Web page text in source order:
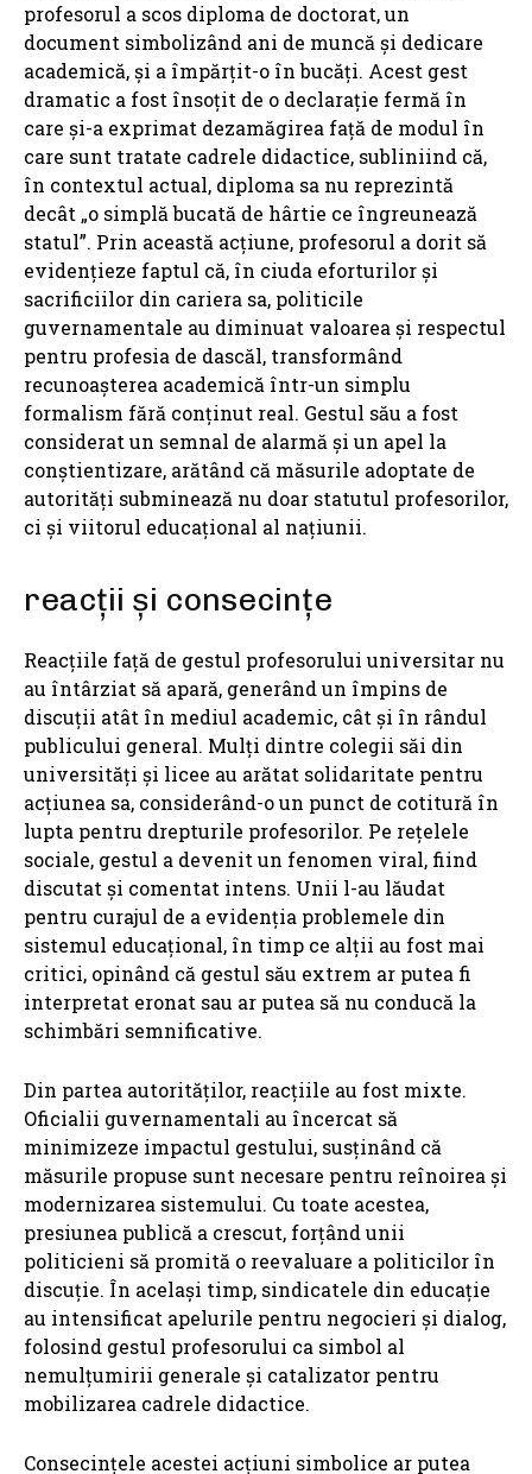
profesorul a scos diploma de doctorat, un
document simbolizând ani de muncă și dedicare
academică, și a împărțit-o în bucăți. Acest gest
dramatic a fost însoțit de o declarație fermă în
care și-a exprimat dezamăgirea față de modul în
care sunt tratate cadrele didactice, subliniind că,
în contextul actual, diploma sa nu reprezintă
decât „o simplă bucată de hârtie ce îngreunează
statul”. Prin această acțiune, profesorul a dorit să
evidențieze faptul că, în ciuda eforturilor și
sacrificiilor din cariera sa, politicile
guvernamentale au diminuat valoarea și respectul
pentru profesia de dascăl, transformând
recunoașterea academică într-un simplu
formalism fără conținut real. Gestul său a fost
considerat un semnal de alarmă și un apel la
conștientizare, arătând că măsurile adoptate de
autorități subminează nu doar statutul profesorilor,
ci și viitorul educațional al națiunii.
reacții și consecințe
Reacțiile față de gestul profesorului universitar nu
au întârziat să apară, generând un împins de
discuții atât în mediul academic, cât și în rândul
publicului general. Mulți dintre colegii săi din
universități și licee au arătat solidaritate pentru
acțiunea sa, considerând-o un punct de cotitură în
lupta pentru drepturile profesorilor. Pe rețelele
sociale, gestul a devenit un fenomen viral, fiind
discutat și comentat intens. Unii l-au lăudat
pentru curajul de a evidenția problemele din
sistemul educațional, în timp ce alții au fost mai
critici, opinând că gestul său extrem ar putea fi
interpretat eronat sau ar putea să nu conducă la
schimbări semnificative.
Din partea autorităților, reacțiile au fost mixte.
Oficialii guvernamentali au încercat să
minimizeze impactul gestului, susținând că
măsurile propuse sunt necesare pentru reînoirea și
modernizarea sistemului. Cu toate acestea,
presiunea publică a crescut, forțând unii
politicieni să promită o reevaluare a politicilor în
discuție. În același timp, sindicatele din educație
au intensificat apelurile pentru negocieri și dialog,
folosind gestul profesorului ca simbol al
nemulțumirii generale și catalizator pentru
mobilizarea cadrele didactice.
Consecințele acestei acțiuni simbolice ar putea